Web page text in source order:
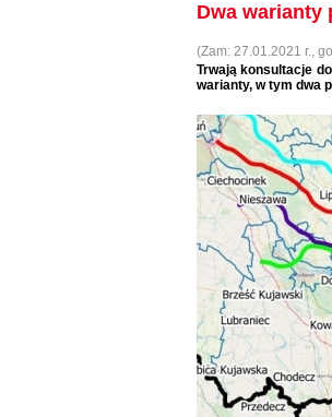
Dwa warianty
(Zam: 27.01.2021 r.,
Trwają konsultacje
warianty, w tym dwa